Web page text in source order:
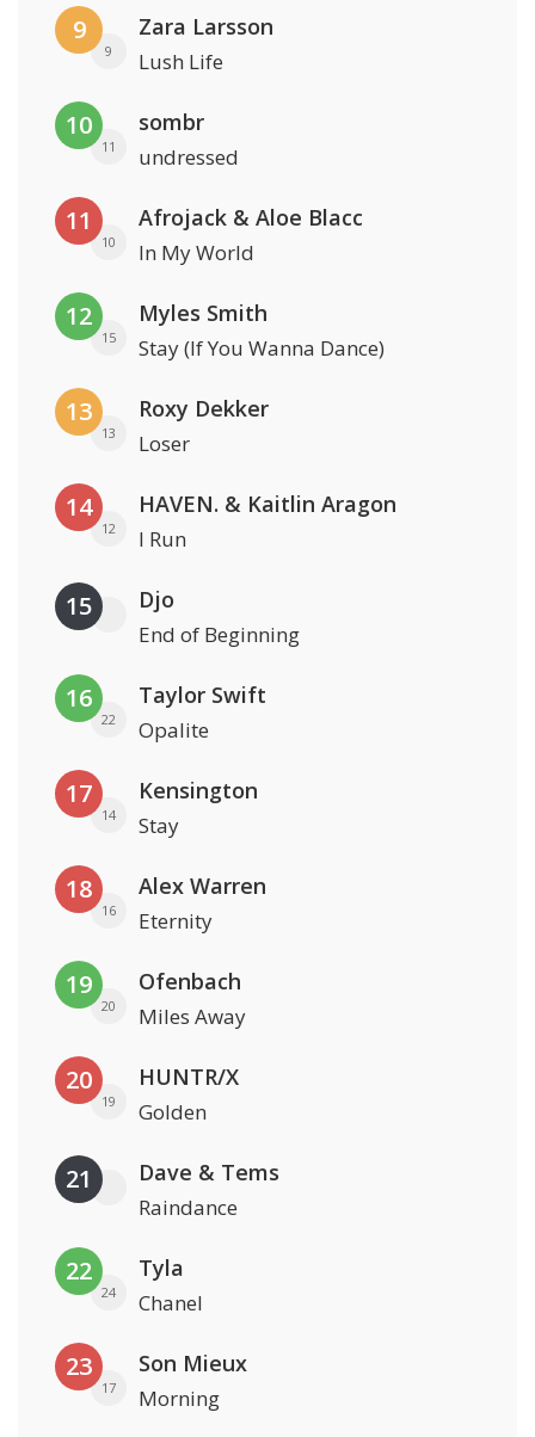
9
9
Zara Larsson
Lush Life
10
11
sombr
undressed
11
10
Afrojack & Aloe Blacc
In My World
12
15
Myles Smith
Stay (If You Wanna Dance)
13
13
Roxy Dekker
Loser
14
12
HAVEN. & Kaitlin Aragon
I Run
15 Djo
End of Beginning
16
22
Taylor Swift
Opalite
17
14
Kensington
Stay
18
16
Alex Warren
Eternity
19
20
Ofenbach
Miles Away
20
19
HUNTR/X
Golden
21 Dave & Tems
Raindance
22
24
Tyla
Chanel
23
17
Son Mieux
Morning